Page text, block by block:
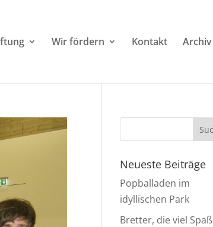
Wir fördern Kontakt Archiv
Neueste Beiträge
Popballaden im
idyllischen Park
Bretter, die viel Spaß